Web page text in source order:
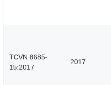
TCVN 8685-
15:2017
2017